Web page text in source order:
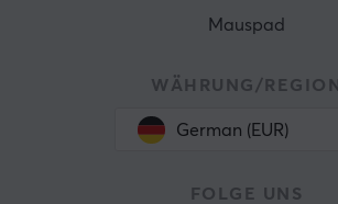
Mauspad
WÄHRUNG/REGION
German (EUR)
FOLGE UNS